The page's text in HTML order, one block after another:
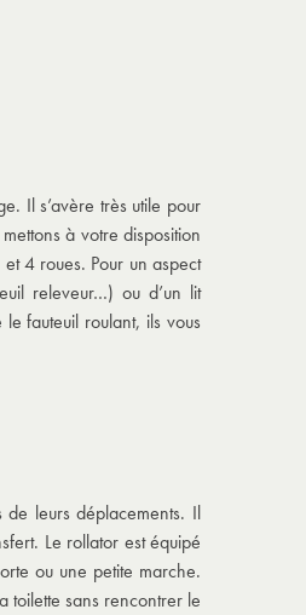
Il s’avère très utile pour
à votre disposition
4 roues. Pour un aspect
releveur…) ou d’un lit
fauteuil roulant, ils vous
leurs déplacements. Il
Le rollator est équipé
ou une petite marche.
toilette sans rencontrer le